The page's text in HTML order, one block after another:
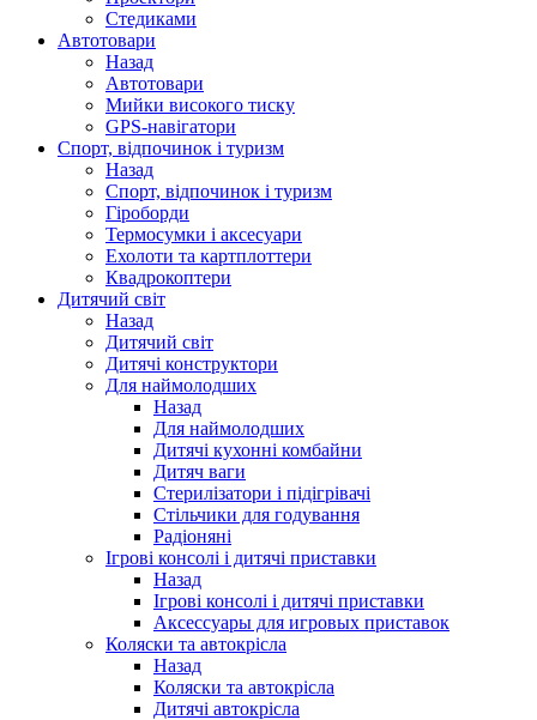
Стедиками
Автотовари
Назад
Автотовари
Мийки високого тиску
GPS-навігатори
Спорт, відпочинок і туризм
Назад
Спорт, відпочинок і туризм
Гіроборди
Термосумки і аксесуари
Ехолоти та картплоттери
Квадрокоптери
Дитячий світ
Назад
Дитячий світ
Дитячі конструктори
Для наймолодших
Назад
Для наймолодших
Дитячі кухонні комбайни
Дитяч ваги
Стерилізатори і підігрівачі
Стільчики для годування
Радіоняні
Ігрові консолі і дитячі приставки
Назад
Ігрові консолі і дитячі приставки
Аксессуары для игровых приставок
Коляски та автокрісла
Назад
Коляски та автокрісла
Дитячі автокрісла